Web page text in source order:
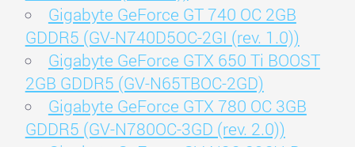
Gigabyte GeForce GT 740 OC 2GB
GDDR5 (GV-N740D5OC-2GI (rev. 1.0))
Gigabyte GeForce GTX 650 Ti BOOST
2GB GDDR5 (GV-N65TBOC-2GD)
Gigabyte GeForce GTX 780 OC 3GB
GDDR5 (GV-N780OC-3GD (rev. 2.0))